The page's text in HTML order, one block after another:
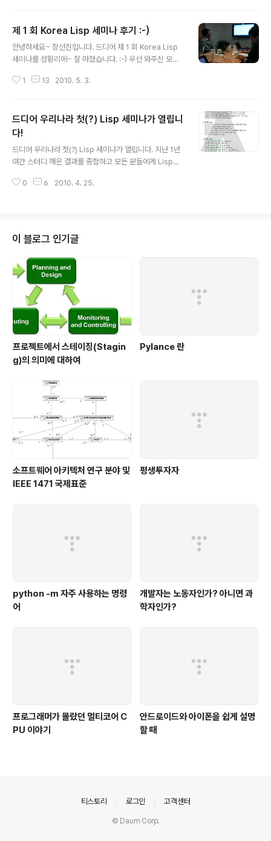
관심을 가지고 있습니다. 지난 1년 넘게 저는 "Lisp을 좋아하는 사람들의 그
룹"이란 커뮤니티를 만들고 여러분들과 함께 Lisp을 공부할 수 있도록 여러가
지 노력을 기울였습니다. 별파란님이 첫 회원으로 가입하신 후 지금 230여명의
제 1 회 Korea Lisp 세미나 후기 :-)
안녕하세요~ 장선진입니다. 드디어 제 1 회 Korea Lisp
세미나를 성황리에~ 잘 마쳤습니다. :-) 우선 와주신 모든
많은 관심을 가지는 언어가 아니기 때문에 사실 준비하면
을 확인할 수 있었습니다. 저희가 마련한 장소가 원래 최대
30명이었습니다. 하지만 OnOffmix를 통하여 접수받은
인원만 대기자 포함 50분이 넘었기 때문에 장소에 대한 걱
정이 가장 컸습니다. 하지만 걱정은 기우에 불과하였습니
다. 중간 중간 자리가 없어서 서서 들으시는 분들이 계셨지
만, 삼성 SDS 멀티캠퍼스 702호실의 자리가 넓었기 때문
1 13 2010. 5. 3.
드디어 우리나라 첫(?) Lisp 세미나가 열립니
다!
드디어 우리나라 첫(?) Lisp 세미나가 열립니다. 지난 1년
여간 스터디 해온 결과를 종합하고 모든 분들에게 Lisp에
각합니다. 자~ Lisp에 관심있는 분이라면~ 5월 1일 토요
좋은 질문은 해주시거나 많은 홍보를 해주셨다면 누구나
좋은 경품을 가져가실 수 있습니다. Lisp에 마음의 관심을
가지고 계셨던 분들의 많은 참여 부탁드립니다~ 그리고 아
래 포스터를 바탕으로 많은 홍보 부탁드립니다. ;-) 세미나
포스터 업데이트 했습니다. ^^ 그리고 http://www.onoff
mix.c..
0 6 2010. 4. 25.
이 블로그 인기글
프로젝트에서 스테이징(Stagin
g)의 의미에 대하여
Pylance 란
소프트웨어 아키텍처 연구 분야 및
IEEE 1471 국제표준
평생투자자
python -m 자주 사용하는 명령
어
개발자는 노동자인가? 아니면 과
학자인가?
프로그래머가 몰랐던 멀티코어 C
PU 이야기
안드로이드와 아이폰을 쉽게 설명
할 때
티스토리 로그인 고객센터
© Daum Corp.